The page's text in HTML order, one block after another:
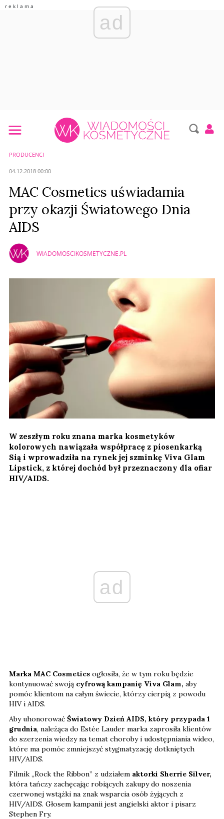
ad
PRODUCENCI
04.12.2018 00:00
MAC Cosmetics uświadamia
przy okazji Światowego Dnia
AIDS
WIADOMOSCIKOSMETYCZNE.PL
W zeszłym roku znana marka kosmetyków
kolorowych nawiązała współpracę z piosenkarką
Sią i wprowadziła na rynek jej szminkę Viva Glam
Lipstick, z której dochód był przeznaczony dla ofiar
HIV/AIDS.
ad
Marka MAC Cosmetics ogłosiła, że w tym roku będzie
kontynuować swoją cyfrową kampanię Viva Glam, aby
pomóc klientom na całym świecie, którzy cierpią z powodu
HIV i AIDS.
Aby uhonorować Światowy Dzień AIDS, który przypada 1
grudnia, należąca do Estée Lauder marka zaprosiła klientów
do szerzenia wiedzy na temat choroby i udostępniania wideo,
które ma pomóc zmniejszyć stygmatyzację dotkniętych
HIV/AIDS.
Filmik „Rock the Ribbon” z udziałem aktorki Sherrie Silver,
która tańczy zachęcając robiących zakupy do noszenia
czerwonej wstążki na znak wsparcia osób żyjących z
HIV/AIDS. Głosem kampanii jest angielski aktor i pisarz
Stephen Fry.